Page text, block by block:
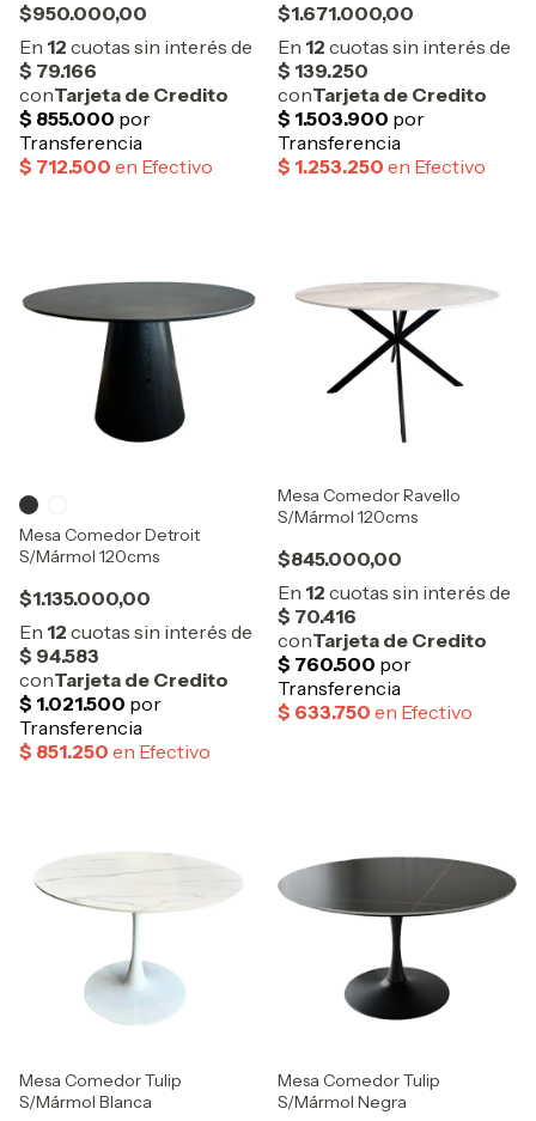
$950.000,00 $1.671.000,00
Mesa Comedor Detroit
S/Mármol 120cms
$1.135.000,00
Mesa Comedor Ravello
S/Mármol 120cms
$845.000,00
Mesa Comedor Tulip
S/Mármol Blanca
Mesa Comedor Tulip
S/Mármol Negra